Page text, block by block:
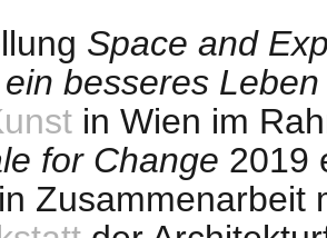
Space and
besseres Leben
in Wien im
for Change 2019
Zusammenarbeit